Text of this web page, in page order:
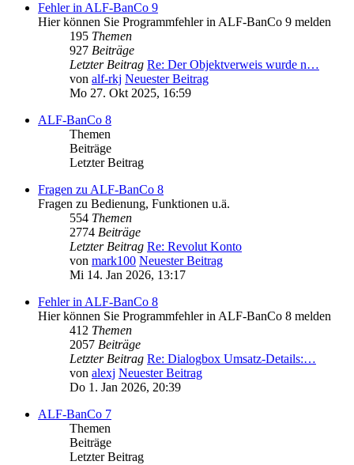
Fehler in ALF-BanCo 9
Hier können Sie Programmfehler in ALF-BanCo 9 melden
195 Themen
927 Beiträge
Letzter Beitrag Re: Der Objektverweis wurde n…
von alf-rkj Neuester Beitrag
Mo 27. Okt 2025, 16:59
ALF-BanCo 8
Themen
Beiträge
Letzter Beitrag
Fragen zu ALF-BanCo 8
Fragen zu Bedienung, Funktionen u.ä.
554 Themen
2774 Beiträge
Letzter Beitrag Re: Revolut Konto
von mark100 Neuester Beitrag
Mi 14. Jan 2026, 13:17
Fehler in ALF-BanCo 8
Hier können Sie Programmfehler in ALF-BanCo 8 melden
412 Themen
2057 Beiträge
Letzter Beitrag Re: Dialogbox Umsatz-Details:…
von alexj Neuester Beitrag
Do 1. Jan 2026, 20:39
ALF-BanCo 7
Themen
Beiträge
Letzter Beitrag